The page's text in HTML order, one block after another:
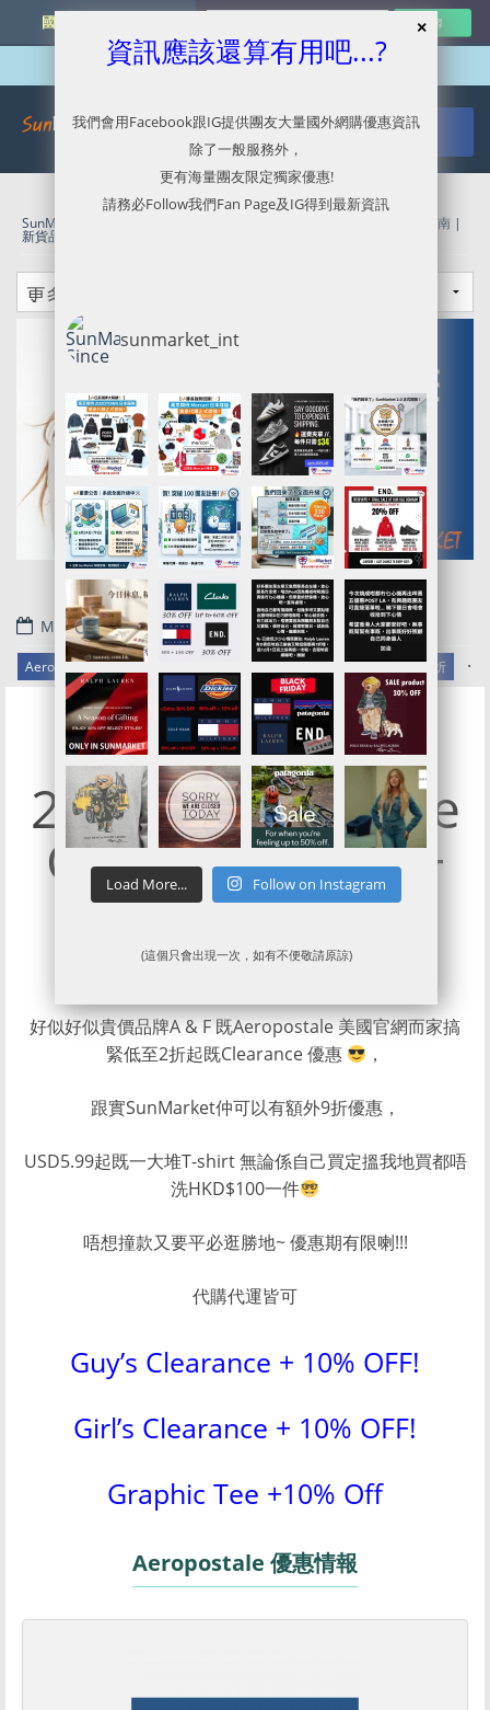
國外網購最新資訊
SunMarket 代購．代運．代寄 Aeropostale官網代購/代運/集運服務指南 |
新貨品3折-5折起優惠再85折
May 5, 2020
Aeropostale官網代購/代運/集運服務指南 | 新貨品3折-5折起優惠再85折 .
2折起Aeropostale
Clearance Sale +
獨家9折優惠
好似好似貴價品牌A & F 既Aeropostale 美國官網而家搞
緊低至2折起既Clearance 優惠
，
跟實SunMarket仲可以有額外9折優惠，
USD5.99起既一大堆T-shirt 無論係自己買定搵我地買都唔
洗HKD$100一件
唔想撞款又要平必逛勝地~ 優惠期有限喇!!!
代購代運皆可
Guy’s Clearance + 10% OFF!
Girl’s Clearance + 10% OFF!
Graphic Tee +10% Off
Aeropostale 優惠情報
資訊應該還算有用吧...?
我們會用Facebook跟IG提供團友大量國外網購優惠資訊
除了一般服務外，
更有海量團友限定獨家優惠!
請務必Follow我們Fan Page及IG得到最新資訊
sunmarket_int
Load More... Follow on Instagram
(這個只會出現一次，如有不便敬請原諒)